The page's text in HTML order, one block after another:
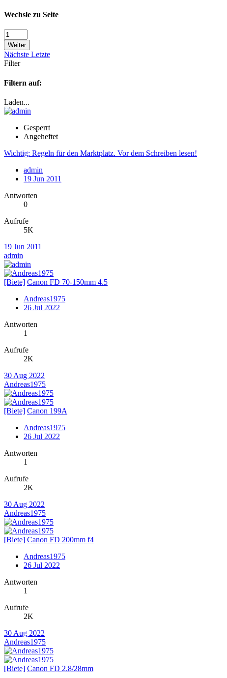
Wechsle zu Seite
Weiter
Nächste Letzte
Filter
Filtern auf:
Laden...
Gesperrt
Angeheftet
Wichtig: Regeln für den Marktplatz. Vor dem Schreiben lesen!
admin
19 Jun 2011
Antworten
0
Aufrufe
5K
19 Jun 2011
admin
[Biete] Canon FD 70-150mm 4.5
Andreas1975
26 Jul 2022
Antworten
1
Aufrufe
2K
30 Aug 2022
Andreas1975
[Biete] Canon 199A
Andreas1975
26 Jul 2022
Antworten
1
Aufrufe
2K
30 Aug 2022
Andreas1975
[Biete] Canon FD 200mm f4
Andreas1975
26 Jul 2022
Antworten
1
Aufrufe
2K
30 Aug 2022
Andreas1975
[Biete] Canon FD 2.8/28mm